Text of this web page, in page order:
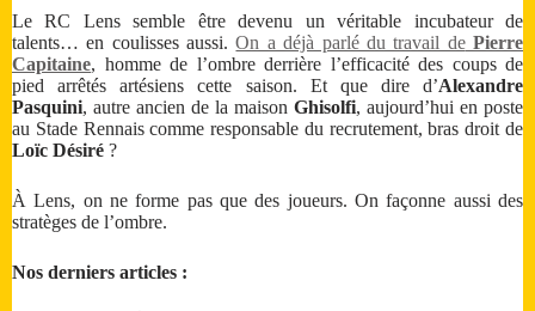
Le RC Lens semble être devenu un véritable incubateur de
talents… en coulisses aussi.On a déjà parlé du travail dePierre
Capitaine, homme de l’ombre derrière l’efficacité des coups de
pied arrêtés artésiens cette saison. Et que dire d’Alexandre
Pasquini, autre ancien de la maison Ghisolfi, aujourd’hui en poste
au Stade Rennais comme responsable du recrutement, bras droit de
Loïc Désiré ?
À Lens, on ne forme pas que des joueurs. On façonne aussi des
stratèges de l’ombre.
Nos derniers articles :